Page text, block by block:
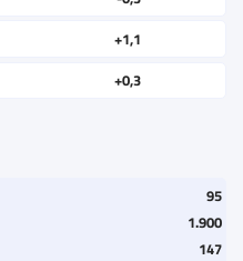
+1,1
+0,3
95
1.900
147